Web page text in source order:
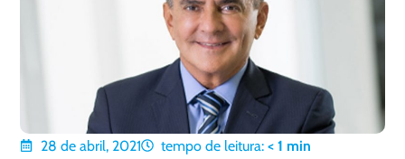
28 de abril, 2021 tempo de leitura: < 1 min